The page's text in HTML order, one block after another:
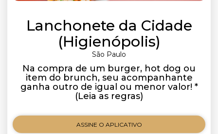
Lanchonete da Cidade
(Higienópolis)
São Paulo
Na compra de um burger, hot dog ou
item do brunch, seu acompanhante
ganha outro de igual ou menor valor! *
(Leia as regras)
ASSINE O APLICATIVO